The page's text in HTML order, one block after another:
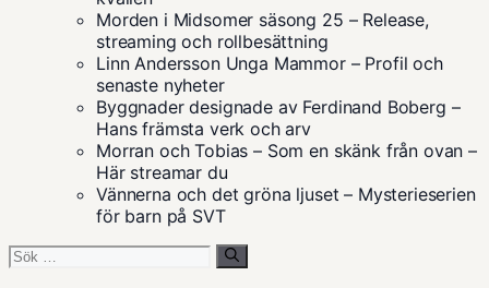
Morden i Midsomer säsong 25 – Release,
streaming och rollbesättning
Linn Andersson Unga Mammor – Profil och
senaste nyheter
Byggnader designade av Ferdinand Boberg –
Hans främsta verk och arv
Morran och Tobias – Som en skänk från ovan –
Här streamar du
Vännerna och det gröna ljuset – Mysterieserien
för barn på SVT
Sök